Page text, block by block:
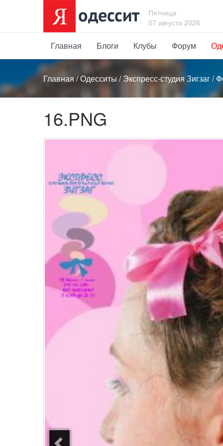
Пятница
07 августа 2026
Главная Блоги Клубы Форум
Главная /Одесситы /Экспресс-студия Зигзаг/
16.PNG